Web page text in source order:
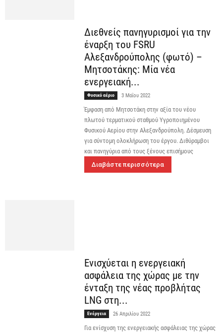
Διεθνείς πανηγυρισμοί για την
έναρξη του FSRU
Αλεξανδρούπολης (φωτό) –
Μητσοτάκης: Μία νέα
ενεργειακή...
Φυσικό αέριο 3 Μαΐου 2022
Έμφαση από Μητσοτάκη στην αξία του νέου
πλωτού τερματικού σταθμού Υγροποιημένου
Φυσικού Αερίου στην Αλεξανδρούπολη. Δέσμευση
για σύντομη ολοκλήρωση του έργου. Διθύραμβοι
και πανηγύρια από τους ξένους επισήμους
Διαβάστε περισσότερα
Ενισχύεται η ενεργειακή
ασφάλεια της χώρας με την
ένταξη της νέας προβλήτας
LNG στη...
Ενέργεια 26 Απριλίου 2022
Για ενίσχυση της ενεργειακής ασφάλειας της χώρας